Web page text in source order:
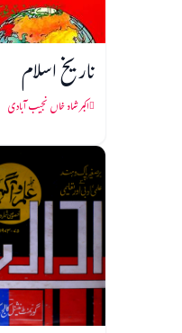
تاریخ اسلام
اکبر شاہ خاں نجیب آبادی